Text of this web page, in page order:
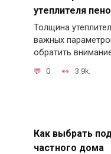
утеплителя
Толщина
важных
обратить
0 3.9k.
Как выбрать
частного дома